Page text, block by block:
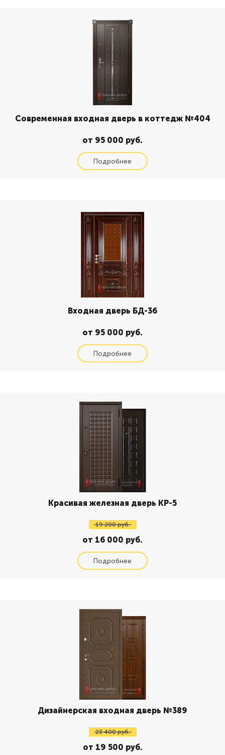
Современная входная дверь в коттедж №404
от 95 000 руб.
Входная дверь БД-36
от 95 000 руб.
Красивая железная дверь КР-5
19 200 руб.
от 16 000 руб.
Дизайнерская входная дверь №389
23 400 руб.
от 19 500 руб.